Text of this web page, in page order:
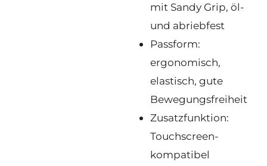
mit Sandy Grip, öl-
und abriebfest
Passform:
ergonomisch,
elastisch, gute
Bewegungsfreiheit
Zusatzfunktion:
Touchscreen-
kompatibel